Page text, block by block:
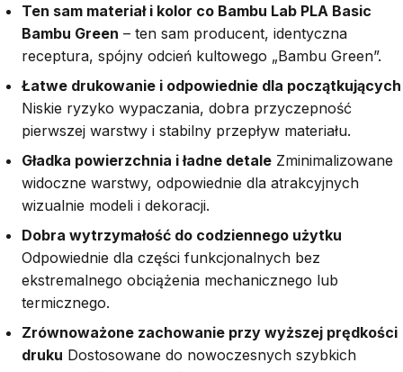
Ten sam materiał i kolor co Bambu Lab PLA Basic
Bambu Green – ten sam producent, identyczna
receptura, spójny odcień kultowego „Bambu Green”.
Łatwe drukowanie i odpowiednie dla początkujących
Niskie ryzyko wypaczania, dobra przyczepność
pierwszej warstwy i stabilny przepływ materiału.
Gładka powierzchnia i ładne detale Zminimalizowane
widoczne warstwy, odpowiednie dla atrakcyjnych
wizualnie modeli i dekoracji.
Dobra wytrzymałość do codziennego użytku
Odpowiednie dla części funkcjonalnych bez
ekstremalnego obciążenia mechanicznego lub
termicznego.
Zrównoważone zachowanie przy wyższej prędkości
druku Dostosowane do nowoczesnych szybkich